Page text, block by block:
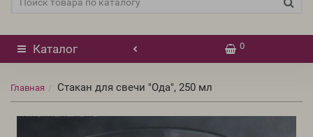
Каталог 0
Главная Стакан для свечи "Ода", 250 мл